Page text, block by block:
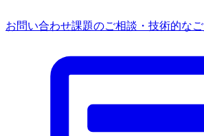
お問い合わせ課題のご相談・技術的な